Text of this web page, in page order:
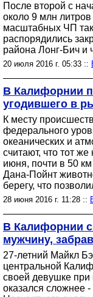
После второй с
около 9 млн
масштабных ЧП
распорядились
района Лонг-Бич и
20 июля 2016 г. 05:33 ::
В Калифорнии
угодившего в
К месту
федерального
океанических и
считают, что тот
июня, почти в 50
Дана-Пойнт
берегу, что
28 июня 2016 г. 11:28 ::
В Калифорнии
мужчину,
27-летний Майкл
центральной
своей девушке
оказался сложнее